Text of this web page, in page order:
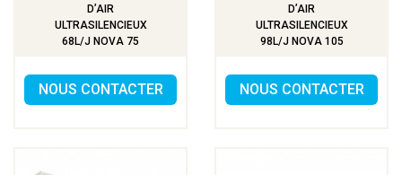
D’AIR
ULTRASILENCIEUX
68L/J NOVA 75
NOUS CONTACTER
D’AIR
ULTRASILENCIEUX
98L/J NOVA 105
NOUS CONTACTER